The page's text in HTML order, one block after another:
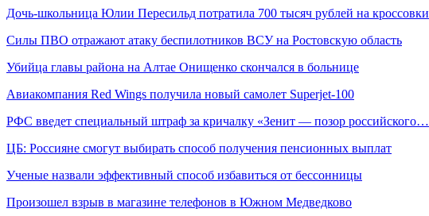
Дочь-школьница Юлии Пересильд потратила 700 тысяч рублей на кроссовки
Силы ПВО отражают атаку беспилотников ВСУ на Ростовскую область
Убийца главы района на Алтае Онищенко скончался в больнице
Авиакомпания Red Wings получила новый самолет Superjet-100
РФС введет специальный штраф за кричалку «Зенит — позор российского…
ЦБ: Россияне смогут выбирать способ получения пенсионных выплат
Ученые назвали эффективный способ избавиться от бессонницы
Произошел взрыв в магазине телефонов в Южном Медведково